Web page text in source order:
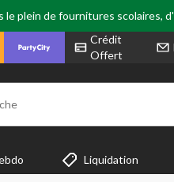
le plein de fournitures scolaires,
Crédit
Offert
Liquidation